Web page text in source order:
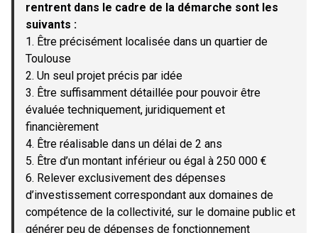
rentrent dans le cadre de la démarche sont les
suivants :
1. Être précisément localisée dans un quartier de
Toulouse
2. Un seul projet précis par idée
3. Être suffisamment détaillée pour pouvoir être
évaluée techniquement, juridiquement et
financièrement
4. Être réalisable dans un délai de 2 ans
5. Être d’un montant inférieur ou égal à 250 000 €
6. Relever exclusivement des dépenses
d’investissement correspondant aux domaines de
compétence de la collectivité, sur le domaine public et
générer peu de dépenses de fonctionnement